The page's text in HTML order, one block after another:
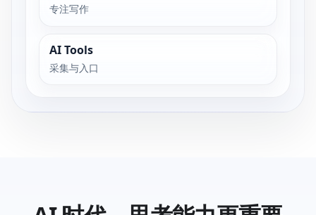
专注写作
AI Tools
采集与入口